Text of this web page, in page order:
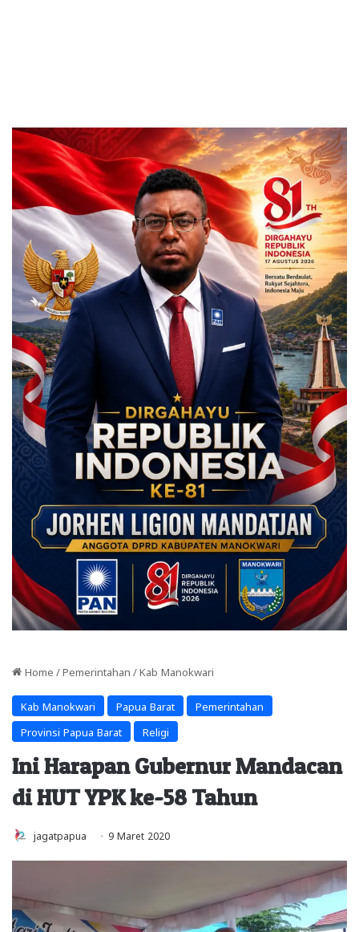
Home / Pemerintahan / Kab Manokwari
Kab Manokwari Papua Barat Pemerintahan
Provinsi Papua Barat Religi
Ini Harapan Gubernur Mandacan
di HUT YPK ke-58 Tahun
jagatpapua 9 Maret 2020